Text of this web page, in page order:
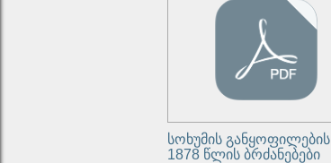
სოხუმის განყოფილების
1878 წლის ბრძანებები